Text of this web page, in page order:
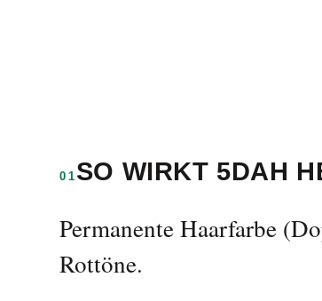
01 SO WIRKT 5DAH
Permanente Haarfarbe
Rottöne.